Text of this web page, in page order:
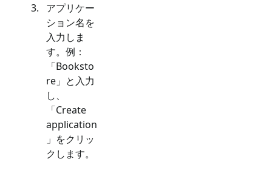
アプリケー
ション名を
入力しま
す。例：
「Booksto
re」と入力
し、
「Create
application
」をクリッ
クします。